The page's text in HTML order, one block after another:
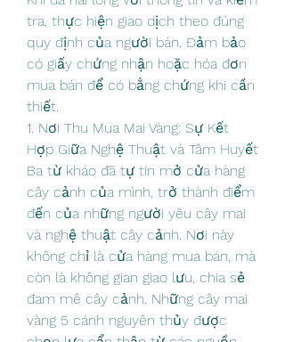
tra, thực hiện giao dịch theo đúng
quy định của người bán. Đảm bảo
có giấy chứng nhận hoặc hóa đơn
mua bán để có bằng chứng khi cần
thiết.
1. Nơi Thu Mua Mai Vàng: Sự Kết
Hợp Giữa Nghệ Thuật và Tâm Huyết
Ba từ kháo đã tự tin mở cửa hàng
cây cảnh của mình, trở thành điểm
đến của những người yêu cây mai
và nghệ thuật cây cảnh. Nơi này
không chỉ là cửa hàng mua bán, mà
còn là không gian giao lưu, chia sẻ
đam mê cây cảnh. Những cây mai
vàng 5 cánh nguyên thủy được